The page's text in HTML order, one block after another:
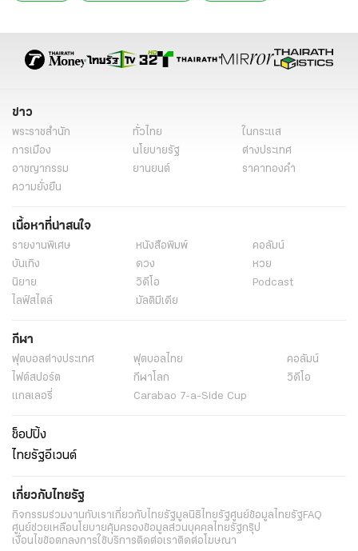
ข่าวภูมิภาคลข่าว ไทยรัฐออนไลน์ ค้นอพาร์ตเมนต์
ข่าว
พระราชสำนัก ทั่วไทย
ในกระแส
การเมือง
นโยบายรัฐ
ต่างประเทศ
อาชญากรรม
ยานยนต์
ราคาทองคำ
ความยั่งยืน
เนื้อหาที่น่าสนใจ
รายงานพิเศษ หนังสือพิมพ์
คอลัมน์
บันเทิง
ดวง
หวย
นิยาย
วิดีโอ
Podcast
ไลฟ์สไตล์
มัลติมีเดีย
กีฬา
ฟุตบอลต่่างประเทศ ฟุตบอลไทย
คอลัมน์
ไฟต์สปอร์ต
กีฬาโลก
วิดีโอ
แกลเลอรี่
Carabao 7-a-Side Cup
ช็อปปิ้ง
ไทยรัฐอีเวนต์
เกี่ยวกับไทยรัฐ
กิจกรรมร่วมงานกับเราเกี่ยวกับไทยรัฐมูลนิธิไทยรัฐศูนย์ข้อมูลไทยรัฐFAQ
ศูนย์ช่วยเหลือนโยบายคุ้มครองข้อมูลส่วนบุคคลไทยรัฐกรุ๊ป
เงื่อนไขข้อตกลงการใช้บริการติดต่อเราติดต่อโฆษณา